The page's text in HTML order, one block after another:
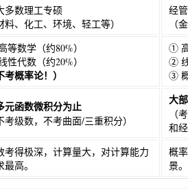
多数理工专硕
料、化工、环境、轻工等）
经
（
等数学（约80%）
性代数（约20%）
考概率论！）
①
②
③
元函数微积分为止
考级数，不考曲面/三重积分）
大
（
和
考得极深，计算量大，对计算能力
高。
概
景。